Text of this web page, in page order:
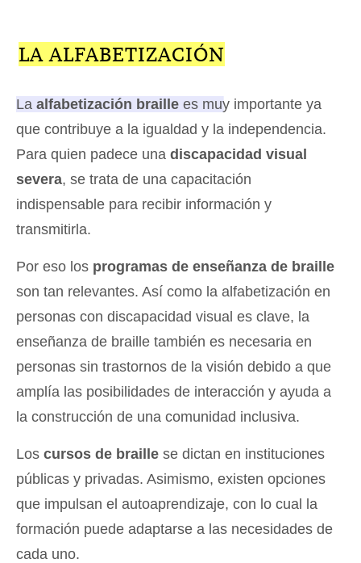
LA ALFABETIZACIÓN
La alfabetización braille es muy importante ya
que contribuye a la igualdad y la independencia.
Para quien padece una discapacidad visual
severa, se trata de una capacitación
indispensable para recibir información y
transmitirla.
Por eso los programas de enseñanza de braille
son tan relevantes. Así como la alfabetización en
personas con discapacidad visual es clave, la
enseñanza de braille también es necesaria en
personas sin trastornos de la visión debido a que
amplía las posibilidades de interacción y ayuda a
la construcción de una comunidad inclusiva.
Los cursos de braille se dictan en instituciones
públicas y privadas. Asimismo, existen opciones
que impulsan el autoaprendizaje, con lo cual la
formación puede adaptarse a las necesidades de
cada uno.